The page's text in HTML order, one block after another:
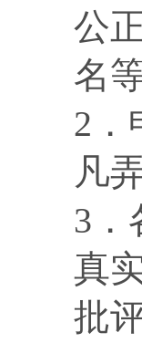
公
名
2．
凡
3．
真
批